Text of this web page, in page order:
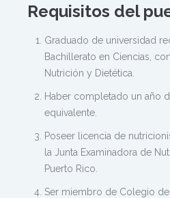
Requisitos del
Graduado de universidad
Bachillerato en Ciencias,
Nutrición y Dietética.
Haber completado un año
equivalente.
Poseer licencia de
la Junta Examinadora de
Puerto Rico.
Ser miembro de Colegio